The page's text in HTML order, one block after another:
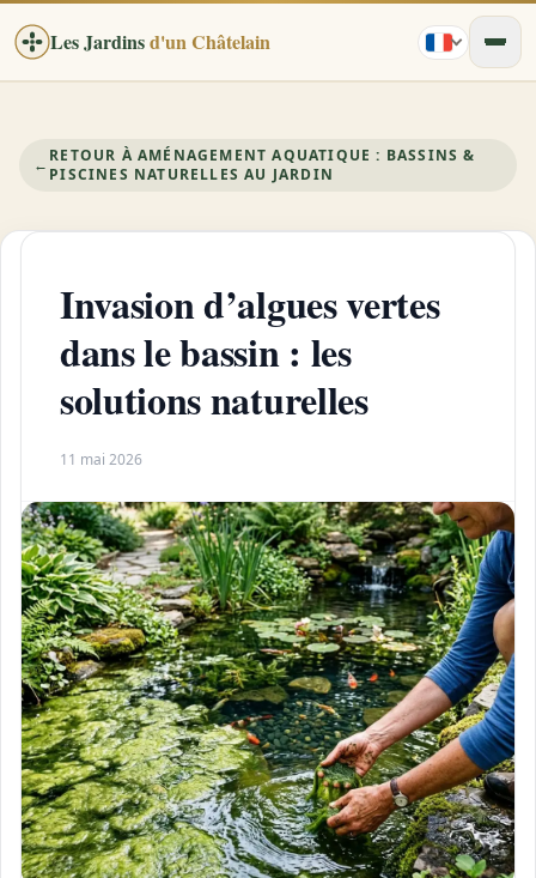
Les Jardinsd'un Châtelain
← RETOUR À AMÉNAGEMENT AQUATIQUE : BASSINS &
PISCINES NATURELLES AU JARDIN
Invasion d’algues vertes
dans le bassin : les
solutions naturelles
11 mai 2026